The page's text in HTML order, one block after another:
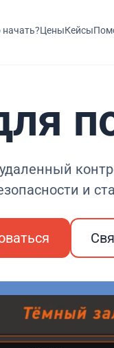
начать?ЦеныКейсы
и